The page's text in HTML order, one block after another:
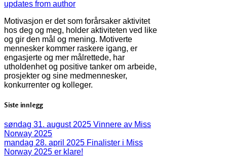
updates from author
Motivasjon er det som forårsaker aktivitet
hos deg og meg, holder aktiviteten ved like
og gir den mål og mening. Motiverte
mennesker kommer raskere igang, er
engasjerte og mer målrettede, har
utholdenhet og positive tanker om arbeide,
prosjekter og sine medmennesker,
konkurrenter og kolleger.
Siste innlegg
søndag 31. august 2025 Vinnere av Miss
Norway 2025
mandag 28. april 2025 Finalister i Miss
Norway 2025 er klare!